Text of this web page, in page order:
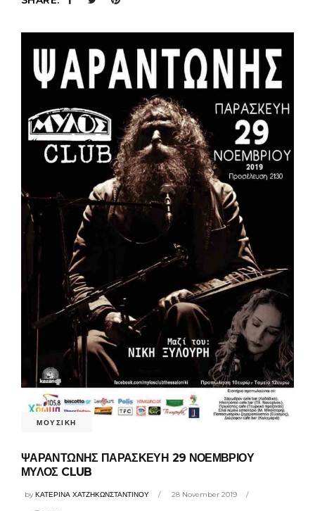
ΜΟΥΣΙΚΗ
ΨΑΡΑΝΤΩΝΗΣ ΠΑΡΑΣΚΕΥΗ 29 ΝΟΕΜΒΡΙΟΥ
ΜΥΛΟΣ CLUB
byΚΑΤΕΡΙΝΑ ΧΑΤΖΗΚΩΝΣΤΑΝΤΙΝΟΥ 28 November 2019